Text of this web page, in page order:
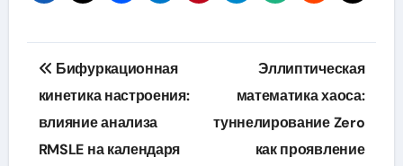
Навигация
по
записям
Бифуркационная
кинетика настроения:
влияние анализа
RMSLE на календаря
Эллиптическая
математика хаоса:
туннелирование Zero
как проявление